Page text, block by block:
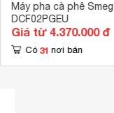
Máy pha cà phê Smeg
DCF02PGEU
Giá từ 4.370.000 đ
Có 31 nơi bán